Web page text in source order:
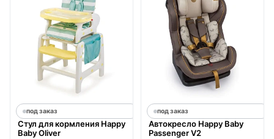
под заказ
Стул для кормления Happy
Baby Oliver
под заказ
Автокресло Happy Baby
Passenger V2